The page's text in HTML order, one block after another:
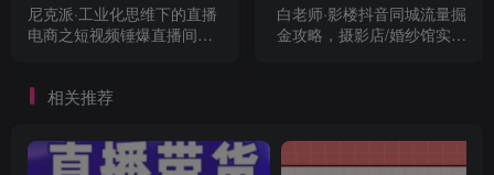
尼克派·工业化思维下的直播
电商之短视频锤爆直播间，
白老师·影楼抖音同城流量掘
金攻略，摄影店/婚纱馆实体
相关推荐